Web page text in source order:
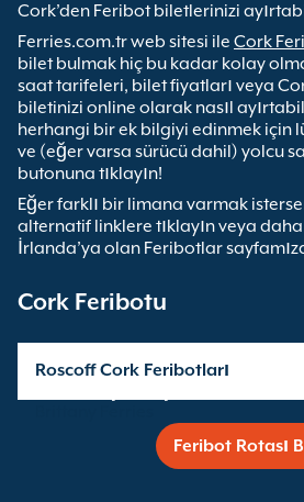
Cork’den Feribot biletlerinizi
Ferries.com.tr web sitesi ile Cork
bilet bulmak hiç bu kadar kolay
saat tarifeleri, bilet fiyatları veya
biletinizi online olarak nasıl
herhangi bir ek bilgiyi edinmek için
ve (eğer varsa sürücü dahil) yolcu
butonuna tıklayın!
Eğer farklı bir limana varmak
alternatif linklere tıklayın veya
İrlanda’ya olan Feribotlar
Cork Feribotu
Roscoff Cork Feribotları
Feribot Rotası